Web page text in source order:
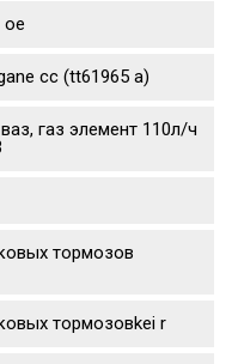
cc (tt61965 a)
газ элемент 110л/ч
тормозов
тормозовkei r